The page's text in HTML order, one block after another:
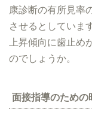
康診断の有所見率
させるとしていま
上昇傾向に歯止め
のでしょうか。
面接指導のための